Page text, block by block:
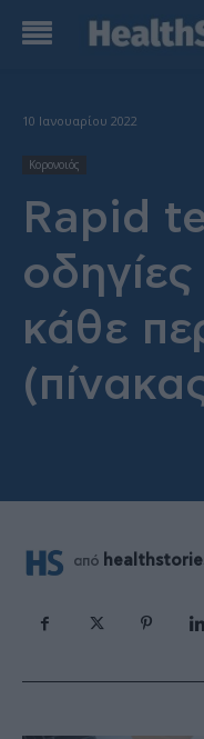
10 Ιανουαρίου 2022
Κορονοιός
Rapid
κάθε
από